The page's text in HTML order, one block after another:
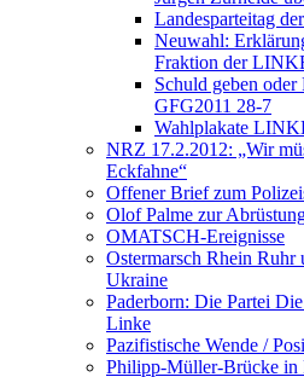
Landesparteitag
Neuwahl:
Fraktion der
Schuld geben oder
GFG2011 28-7
Wahlplakate
NRZ 17.2.2012: „Wir
Eckfahne“
Offener Brief zum
Olof Palme zur
OMATSCH-Ereignisse
Ostermarsch Rhein
Ukraine
Paderborn: Die Partei
Linke
Pazifistische Wende /
Philipp-Müller-Brücke in